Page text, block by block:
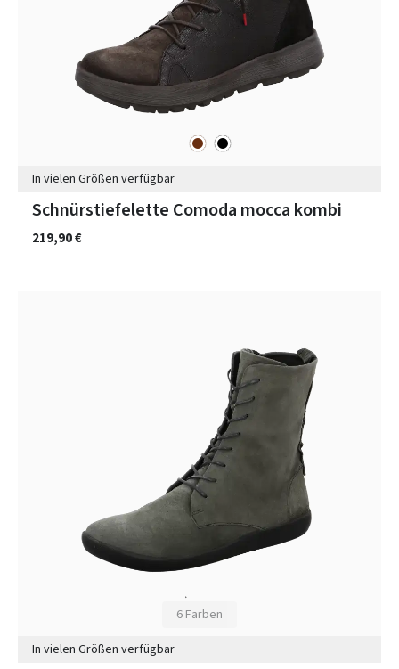
braunschwarz
In vielen Größen verfügbar
Schnürstiefelette Comoda mocca kombi
219,90 €
6 Farben
In vielen Größen verfügbar